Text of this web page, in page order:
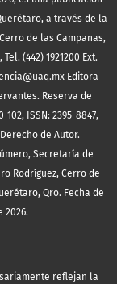
a través de la
de las Campanas,
(442) 1921200 Ext.
Editora
Reserva de
102, ISSN: 2395-8847,
de Autor.
Secretaría de
Rodríguez, Cerro de
Qro. Fecha de
2026.
reflejan la